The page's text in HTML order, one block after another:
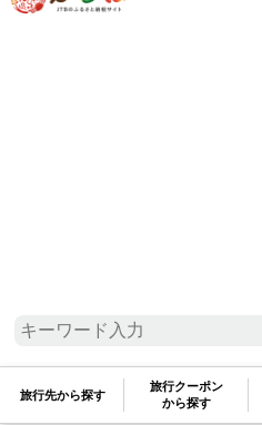
旅行先から探す
旅行クーポン
から探す
タオル・寝具
検索結果一覧
参考寄附額順|新着順